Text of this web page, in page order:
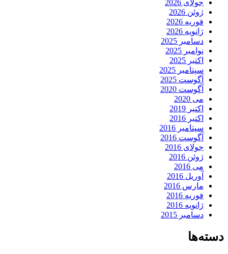
جولای 2026
ژوئن 2026
فوریه 2026
ژانویه 2026
دسامبر 2025
نوامبر 2025
اکتبر 2025
سپتامبر 2025
آگوست 2025
آگوست 2020
می 2020
اکتبر 2019
اکتبر 2016
سپتامبر 2016
آگوست 2016
جولای 2016
ژوئن 2016
می 2016
آوریل 2016
مارس 2016
فوریه 2016
ژانویه 2016
دسامبر 2015
دسته‌ها